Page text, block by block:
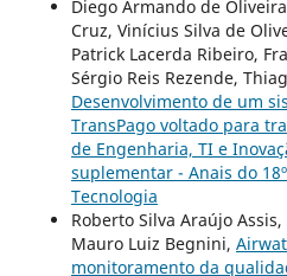
Diego Armando de
Cruz, Vinícius Silva de
Patrick Lacerda Ribeiro,
Sérgio Reis Rezende,
Desenvolvimento de um
TransPago voltado para
de Engenharia, TI e
suplementar - Anais do
Tecnologia
Roberto Silva Araújo
Mauro Luiz Begnini,
monitoramento da